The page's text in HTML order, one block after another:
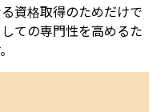
資格取得のためだけで
ての専門性を高めるた